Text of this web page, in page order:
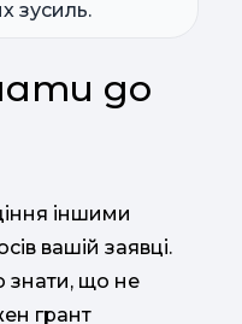
зусиль.
до
іншими
вашій заявці.
знати, що не
грант